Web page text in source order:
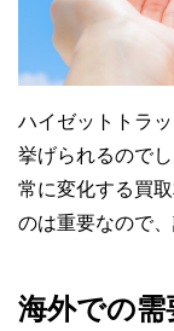
ハイゼットトラ
挙げられるのでし
常に変化する買
のは重要なので
海外での需